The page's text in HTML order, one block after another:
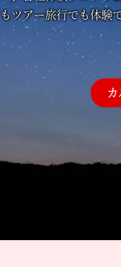
もツアー旅行でも体験